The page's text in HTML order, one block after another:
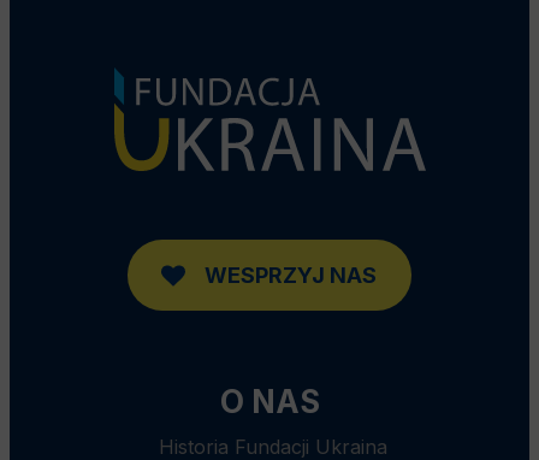
WESPRZYJ NAS
O NAS
Historia Fundacji Ukraina